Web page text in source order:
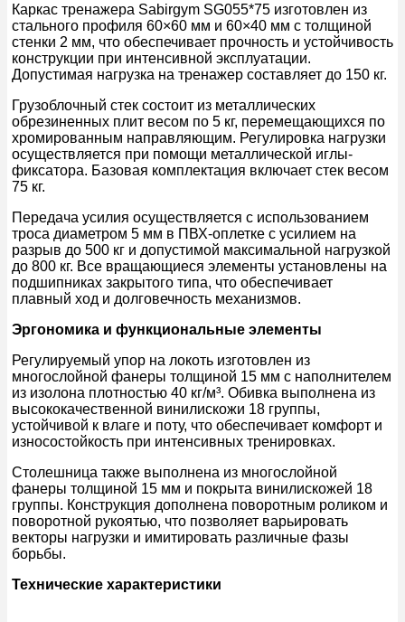
Каркас тренажера Sabirgym SG055*75 изготовлен из
стального профиля 60×60 мм и 60×40 мм с толщиной
стенки 2 мм, что обеспечивает прочность и устойчивость
конструкции при интенсивной эксплуатации.
Допустимая нагрузка на тренажер составляет до 150 кг.
Грузоблочный стек состоит из металлических
обрезиненных плит весом по 5 кг, перемещающихся по
хромированным направляющим. Регулировка нагрузки
осуществляется при помощи металлической иглы-
фиксатора. Базовая комплектация включает стек весом
75 кг.
Передача усилия осуществляется с использованием
троса диаметром 5 мм в ПВХ-оплетке с усилием на
разрыв до 500 кг и допустимой максимальной нагрузкой
до 800 кг. Все вращающиеся элементы установлены на
подшипниках закрытого типа, что обеспечивает
плавный ход и долговечность механизмов.
Эргономика и функциональные элементы
Регулируемый упор на локоть изготовлен из
многослойной фанеры толщиной 15 мм с наполнителем
из изолона плотностью 40 кг/м³. Обивка выполнена из
высококачественной винилискожи 18 группы,
устойчивой к влаге и поту, что обеспечивает комфорт и
износостойкость при интенсивных тренировках.
Столешница также выполнена из многослойной
фанеры толщиной 15 мм и покрыта винилискожей 18
группы. Конструкция дополнена поворотным роликом и
поворотной рукоятью, что позволяет варьировать
векторы нагрузки и имитировать различные фазы
борьбы.
Технические характеристики